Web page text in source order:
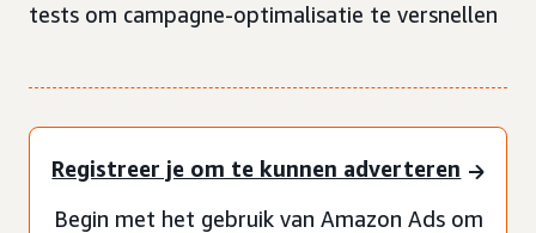
tests om campagne-optimalisatie te versnellen
Registreer je om te kunnen adverteren
Begin met het gebruik van Amazon Ads om